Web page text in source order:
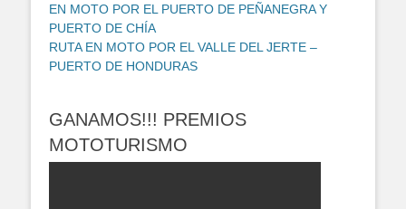
EN MOTO POR EL PUERTO DE PEÑANEGRA Y
PUERTO DE CHÍA
RUTA EN MOTO POR EL VALLE DEL JERTE –
PUERTO DE HONDURAS
GANAMOS!!! PREMIOS
MOTOTURISMO